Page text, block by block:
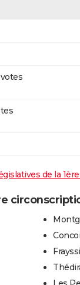
de la